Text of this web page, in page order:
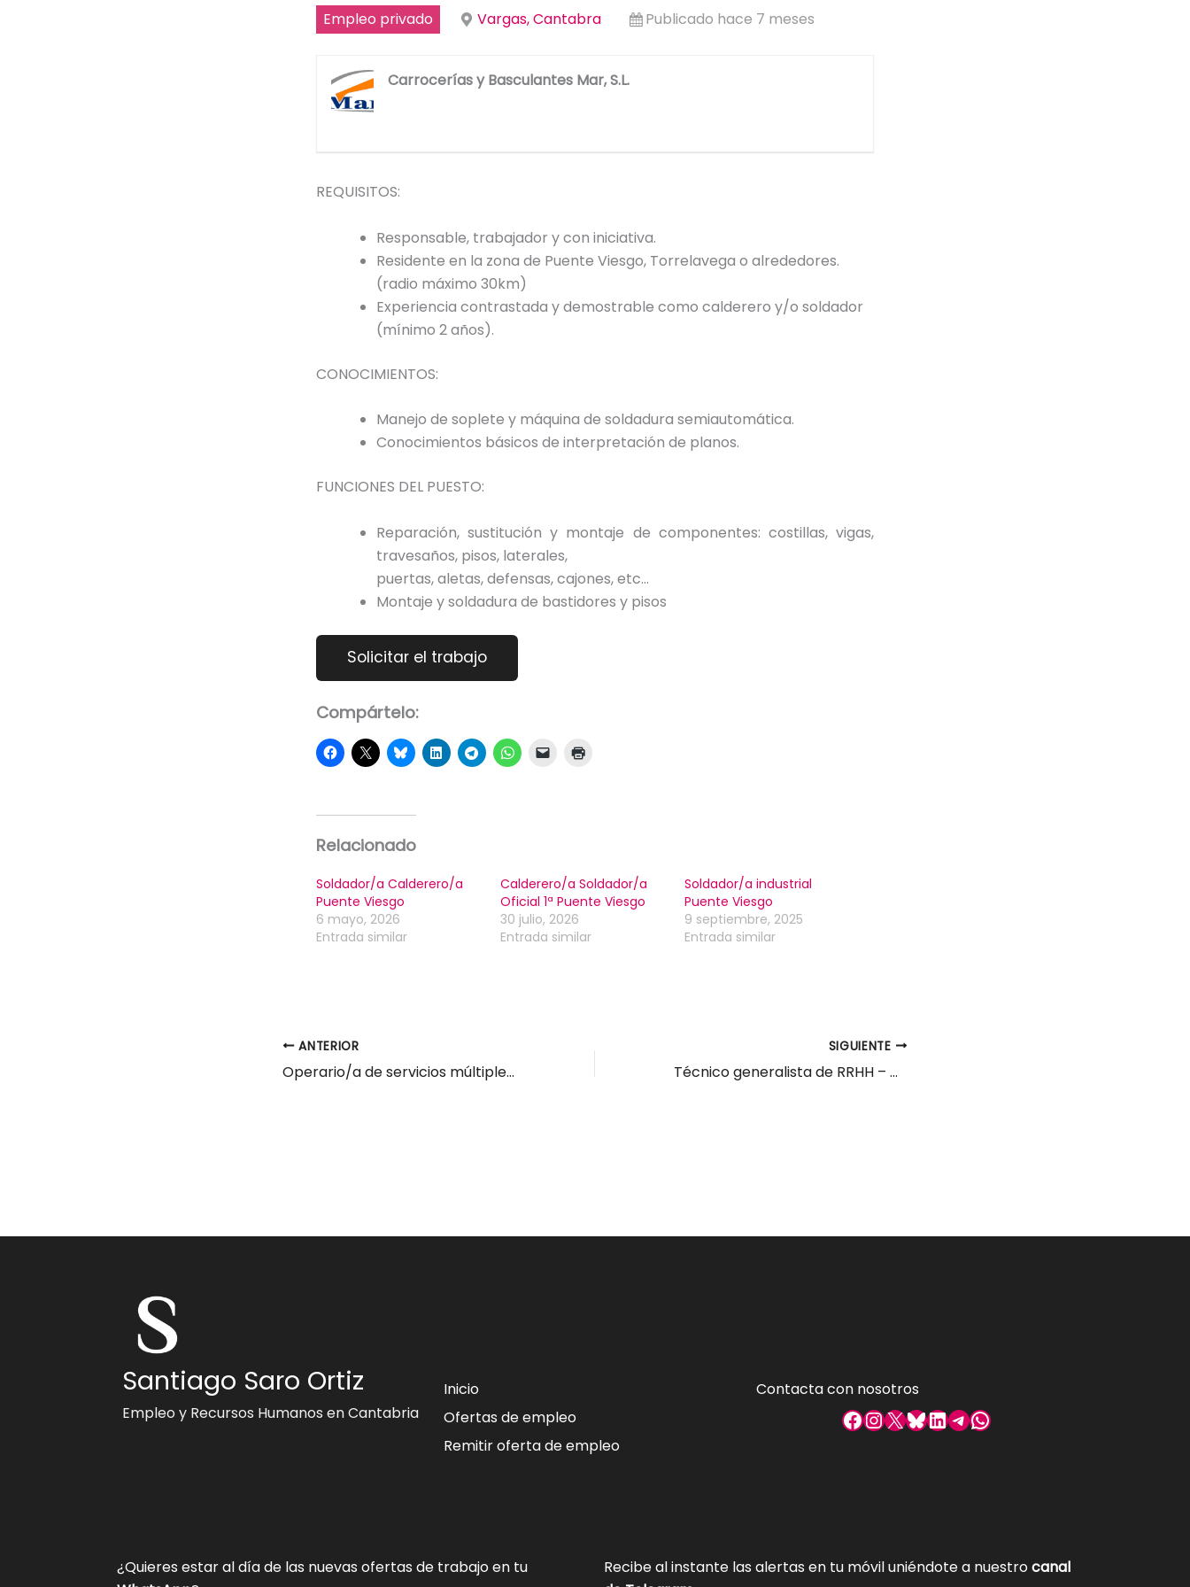
Empleo privado Vargas, Cantabra Publicado hace 7 meses
Carrocerías y Basculantes Mar, S.L.
REQUISITOS:
Responsable, trabajador y con iniciativa.
Residente en la zona de Puente Viesgo, Torrelavega o alrededores.
(radio máximo 30km)
Experiencia contrastada y demostrable como calderero y/o soldador
(mínimo 2 años).
CONOCIMIENTOS:
Manejo de soplete y máquina de soldadura semiautomática.
Conocimientos básicos de interpretación de planos.
FUNCIONES DEL PUESTO:
Reparación, sustitución y montaje de componentes: costillas, vigas,
travesaños, pisos, laterales,
puertas, aletas, defensas, cajones, etc…
Montaje y soldadura de bastidores y pisos
Compártelo:
Relacionado
Soldador/a Calderero/a
Puente Viesgo
6 mayo, 2026
Entrada similar
Calderero/a Soldador/a
Oficial 1ª Puente Viesgo
30 julio, 2026
Entrada similar
Soldador/a industrial
Puente Viesgo
9 septiembre, 2025
Entrada similar
ANTERIOR
Operario/a de servicios múltiples Villafufre
SIGUIENTE
Técnico generalista de RRHH – Orientación PRL Astillero
Santiago Saro Ortiz
Empleo y Recursos Humanos en Cantabria
Inicio
Ofertas de empleo
Remitir oferta de empleo
Contacta con nosotros
Facebook
Instagram
X Bluesky
LinkedIn
Telegram
WhatsApp
¿Quieres estar al día de las nuevas ofertas de trabajo en tu
Recibe al instante las alertas en tu móvil uniéndote a nuestrocanal